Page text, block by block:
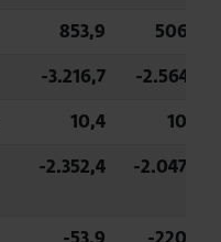
853,9
506,5
-3.216,7
-2.564,3
10,4
10,8
-2.352,4 -2.047,0